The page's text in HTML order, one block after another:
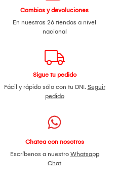
Cambios y devoluciones
En nuestras 26 tiendas a nivel
nacional
Sigue tu pedido
Fácil y rápido sólo con tu DNI. Seguir
pedido
Chatea con nosotros
Escríbenos a nuestro Whatsapp
Chat